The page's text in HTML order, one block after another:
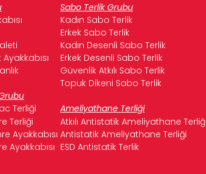
Sabo Terlik Grubu
Kadın Sabo Terlik
Erkek Sabo Terlik
Kadın Desenli Sabo Terlik
Erkek Desenli Sabo Terlik
Güvenlik Atkılı Sabo Terlik
Topuk Dikeni Sabo Terlik
Terliği Ameliyathane Terliği
Terliği Atkılı Antistatik Ameliyathane Terliği
Ayakkabısı Antistatik Ameliyathane Terliği
Ayakkabısı ESD Antistatik Terlik